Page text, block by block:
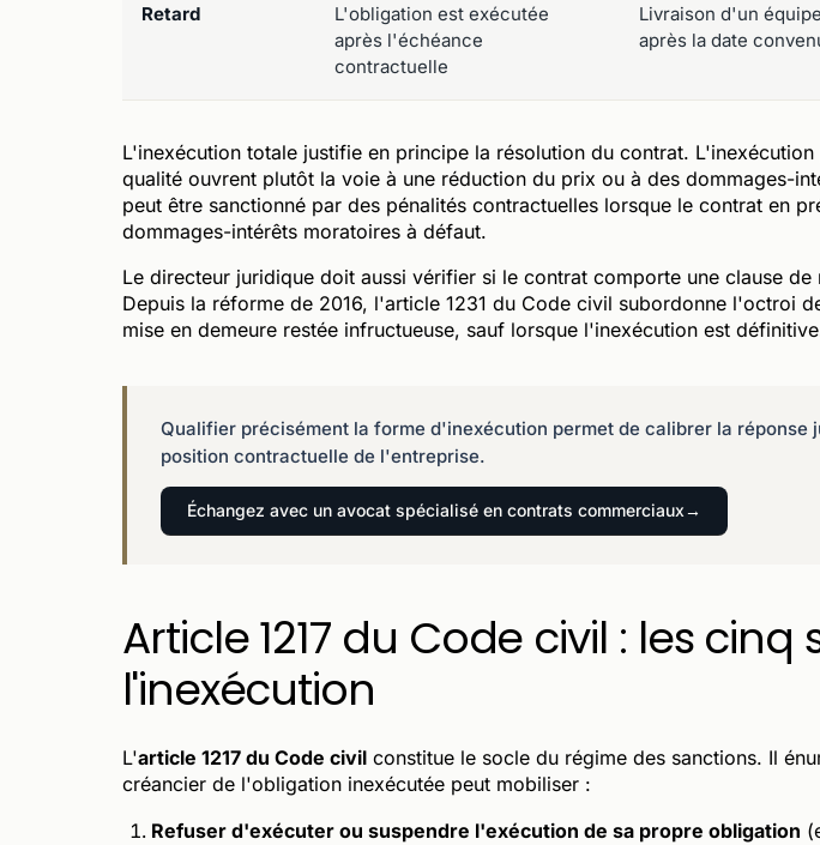
Retard
L'obligation est exécutée
après l'échéance
contractuelle
Livraison d'un
après la date
L'inexécution totale justifie en principe la résolution du contrat.
qualité ouvrent plutôt la voie à une réduction du prix ou à des dommages-
peut être sanctionné par des pénalités contractuelles lorsque le contrat en
dommages-intérêts moratoires à défaut.
Le directeur juridique doit aussi vérifier si le contrat comporte une clause de
Depuis la réforme de 2016, l'article 1231 du Code civil subordonne l'octroi
mise en demeure restée infructueuse, sauf lorsque l'inexécution est
Qualifier précisément la forme d'inexécution permet de calibrer la réponse
position contractuelle de l'entreprise.
Échangez avec un avocat spécialisé en contrats commerciaux
Article 1217 du Code civil : les
l'inexécution
L'article 1217 du Code civil constitue le socle du régime des sanctions. Il
créancier de l'obligation inexécutée peut mobiliser :
Refuser d'exécuter ou suspendre l'exécution de sa propre obligation